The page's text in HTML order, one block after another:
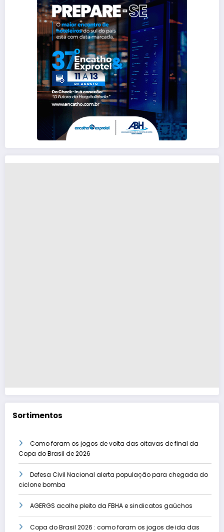
Sortimentos
Como foram os jogos de volta das oitavas de final da
Copa do Brasil de 2026
Defesa Civil Nacional alerta população para chegada do
ciclone bomba
AGERGS acolhe pleito da FBHA e sindicatos gaúchos
Copa do Brasil 2026 : como foram os jogos de ida das